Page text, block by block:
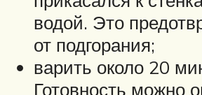
водой. Это
от подгорания;
варить около 20
Готовность можно